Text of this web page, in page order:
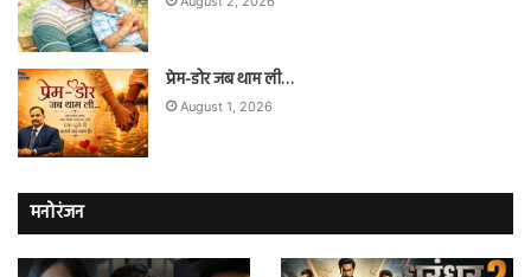
प्रेम-डोर जब थाम ली…
August 1, 2026
मनोरंजन